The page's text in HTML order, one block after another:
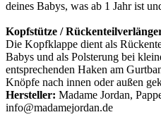
deines Babys, was ab 1 Jahr ist
Kopfstütze /
Die Kopfklappe dient als
Babys und als Polsterung bei
entsprechenden Haken am
Knöpfe nach innen oder außen
Hersteller: Madame Jordan,
info@madamejordan.de